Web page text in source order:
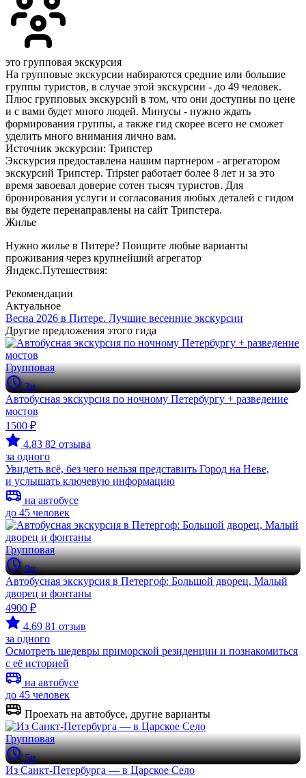
это групповая экскурсия
На групповые экскурсии набираются средние или большие
группы туристов, в случае этой экскурсии - до 49 человек.
Плюс групповых экскурсий в том, что они доступны по цене
и с вами будет много людей. Минусы - нужно ждать
формирования группы, а также гид скорее всего не сможет
уделить много внимания лично вам.
Источник экскурсии: Трипстер
Экскурсия предоставлена нашим партнером - агрегатором
экскурсий Трипстер. Tripster работает более 8 лет и за это
время завоевал доверие сотен тысяч туристов. Для
бронирования услуги и согласования любых деталей с гидом
вы будете перенаправлены на сайт Трипстера.
Жилье
Нужно жилье в Питере? Поищите любые варианты
проживания через крупнейший агрегатор
Яндекс.Путешествия:
Рекомендации
Актуальное
Весна 2026 в Питере. Лучшие весенние экскурсии
Другие предложения этого гида
Групповая
3ч
Автобусная экскурсия по ночному Петербургу + разведение
мостов
1500 ₽
4.83 82 отзыва
за одного
Увидеть всё, без чего нельзя представить Город на Неве,
и услышать ключевую информацию
на автобусе
до 45 человек
Групповая
9ч
Автобусная экскурсия в Петергоф: Большой дворец, Малый
дворец и фонтаны
4900 ₽
4.69 81 отзыв
за одного
Осмотреть шедевры приморской резиденции и познакомиться
с её историей
на автобусе
до 45 человек
Проехать на автобусе, другие варианты
Групповая
5ч
Из Санкт-Петербурга — в Царское Село